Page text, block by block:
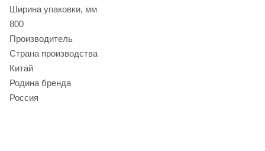
Ширина упаковки, мм
800
Производитель
Страна производства
Китай
Родина бренда
Россия